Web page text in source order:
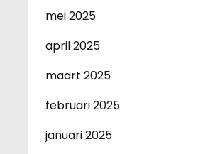
mei 2025
april 2025
maart 2025
februari 2025
januari 2025